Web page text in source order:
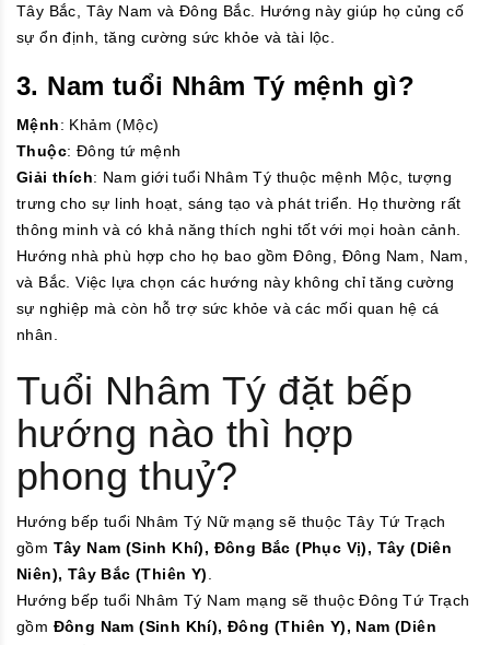
Tây Bắc, Tây Nam và Đông Bắc. Hướng này giúp họ củng cố
sự ổn định, tăng cường sức khỏe và tài lộc.
3. Nam tuổi Nhâm Tý mệnh gì?
Mệnh: Khảm (Mộc)
Thuộc: Đông tứ mệnh
Giải thích: Nam giới tuổi Nhâm Tý thuộc mệnh Mộc, tượng
trưng cho sự linh hoạt, sáng tạo và phát triển. Họ thường rất
thông minh và có khả năng thích nghi tốt với mọi hoàn cảnh.
Hướng nhà phù hợp cho họ bao gồm Đông, Đông Nam, Nam,
và Bắc. Việc lựa chọn các hướng này không chỉ tăng cường
sự nghiệp mà còn hỗ trợ sức khỏe và các mối quan hệ cá
nhân.
Tuổi Nhâm Tý đặt bếp
hướng nào thì hợp
phong thuỷ?
Hướng bếp tuổi Nhâm Tý Nữ mạng sẽ thuộc Tây Tứ Trạch
gồm Tây Nam (Sinh Khí), Đông Bắc (Phục Vị), Tây (Diên
Niên), Tây Bắc (Thiên Y)
Hướng bếp tuổi Nhâm Tý Nam mạng sẽ thuộc Đông Tứ Trạch
gồm Đông Nam (Sinh Khí),Đông (Thiên Y), Nam (Diên